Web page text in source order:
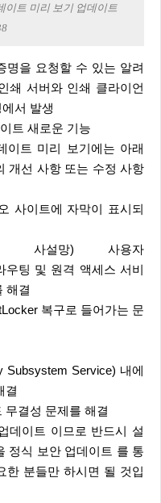
이트 미리 보기 업데이트
쇄 서버와 인쇄 클라이언
서 발생
트 새로운 기능
이트 미리 보기에는 아래
개선 사항 또는 수정 사항
사이트에 자막이 표시되
사설망) 사용자
팅 및 원격 액세스 서비
해결
복구로 들어가는 문
Subsystem Service) 내에
결
무결성 문제를 해결
데이트 이므로 반드시 설
정식 보안 업데이트 를 통
한 분들만 하시면 될 것입